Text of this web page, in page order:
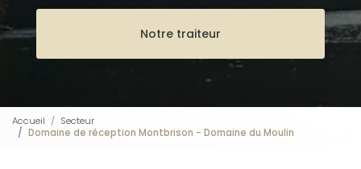
Notre traiteur
Accueil
Secteur
Domaine de réception Montbrison - Domaine du Moulin